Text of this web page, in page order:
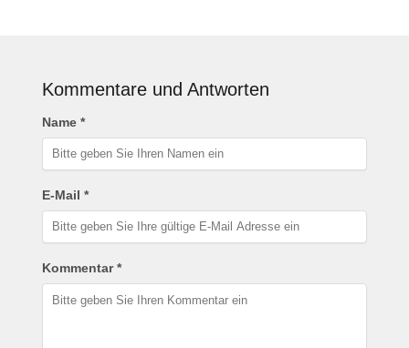
Kommentare und Antworten
Name *
E-Mail *
Kommentar *